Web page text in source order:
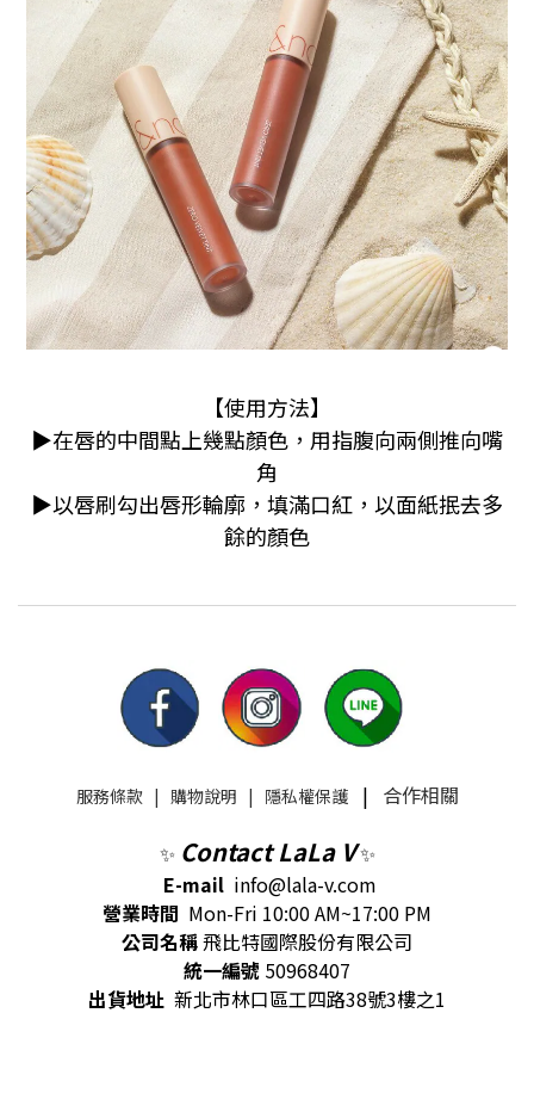
【使用方法】
▶在唇的中間點上幾點顏色，用指腹向兩側推向嘴
角
▶以唇刷勾出唇形輪廓，填滿口紅，以面紙抿去多
餘的顏色
服務條款| 購物說明 | 隱私權保護| 合作相關
✨ Contact LaLa V✨
E-mail info@lala-v.com
營業時間 Mon-Fri 10:00 AM~17:00 PM
公司名稱飛比特國際股份有限公司
統一編號 50968407
出貨地址 新北市林口區工四路38號3樓之1